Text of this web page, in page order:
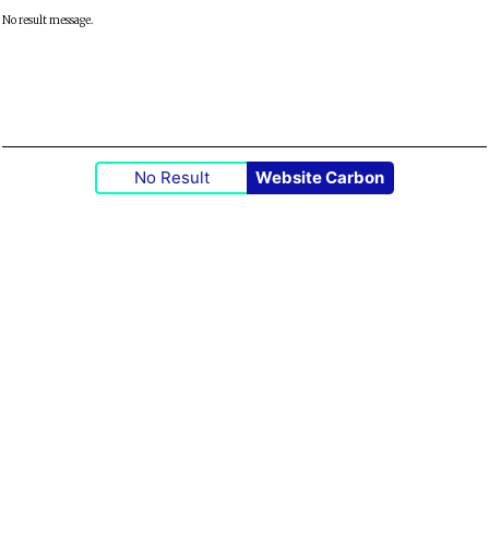
No result message.
No Result Website Carbon